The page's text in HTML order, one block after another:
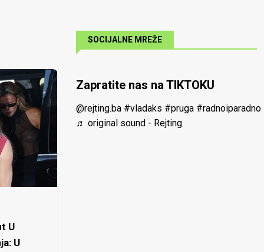
U
U
SOCIJALNE MREŽE
Zapratite nas na TIKTOKU
@rejting.ba #vladaks #pruga #radnoiparadno
♬ original sound - Rejting